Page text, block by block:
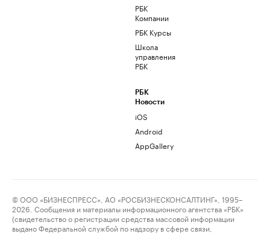
РБК
Компании
РБК Курсы
Школа
управления
РБК
РБК
Новости
iOS
Android
AppGallery
© ООО «БИЗНЕСПРЕСС», АО «РОСБИЗНЕСКОНСАЛТИНГ», 1995–
2026. Сообщения и материалы информационного агентства «РБК»
(свидетельство о регистрации средства массовой информации
выдано Федеральной службой по надзору в сфере связи,